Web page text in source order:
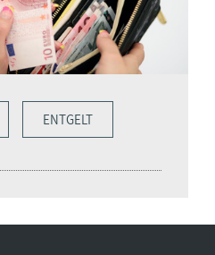
ENTGELT